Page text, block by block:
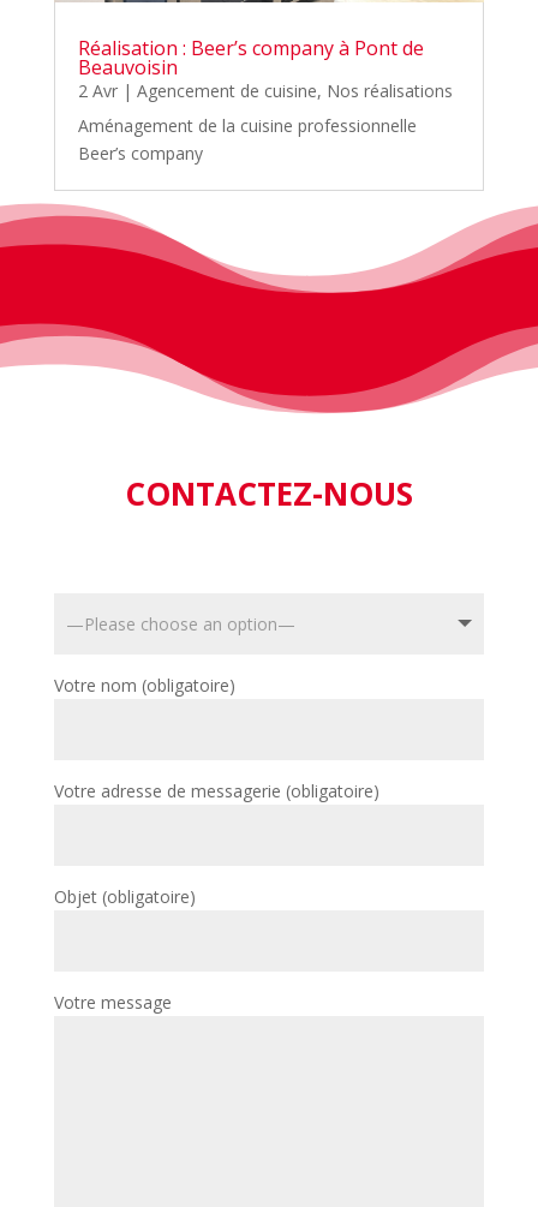
Réalisation : Beer’s company à Pont de
Beauvoisin
2 Avr| Agencement de cuisine, Nos réalisations
Aménagement de la cuisine professionnelle
Beer’s company
CONTACTEZ-NOUS
Votre nom (obligatoire)
Votre adresse de messagerie (obligatoire)
Objet (obligatoire)
Votre message